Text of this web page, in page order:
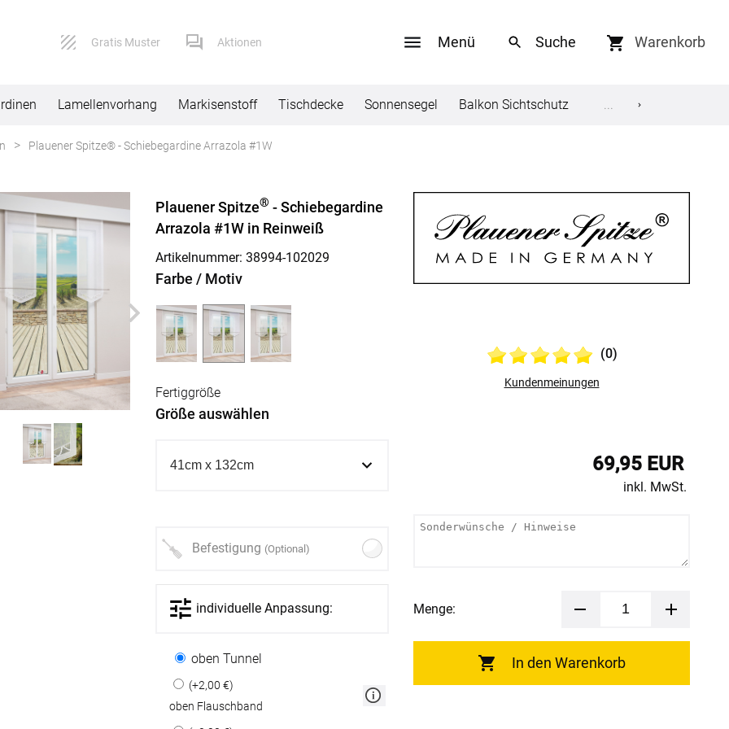
Gratis Muster Aktionen Menü Warenkorb
Kontaktformular
Datenschutz
Lieferbedingungen
Twitter
Youtube
Lamellenvorhang Markisenstoff Tischdecke Sonnensegel Balkon Sichtschutz Gardinenstange
Plauener Spitze® - Schiebegardine Arrazola #1W
Plauener Spitze® - Schiebegardine
Arrazola #1W in Reinweiß
Artikelnummer: 38994-102029
Farbe / Motiv
Fertiggröße
Größe auswählen
Befestigung (Optional)
individuelle Anpassung:
oben Tunnel
(+2,00 €)
oben Flauschband
(0)
Kundenmeinungen
69,95 EUR
inkl. MwSt.
Menge:
In den Warenkorb